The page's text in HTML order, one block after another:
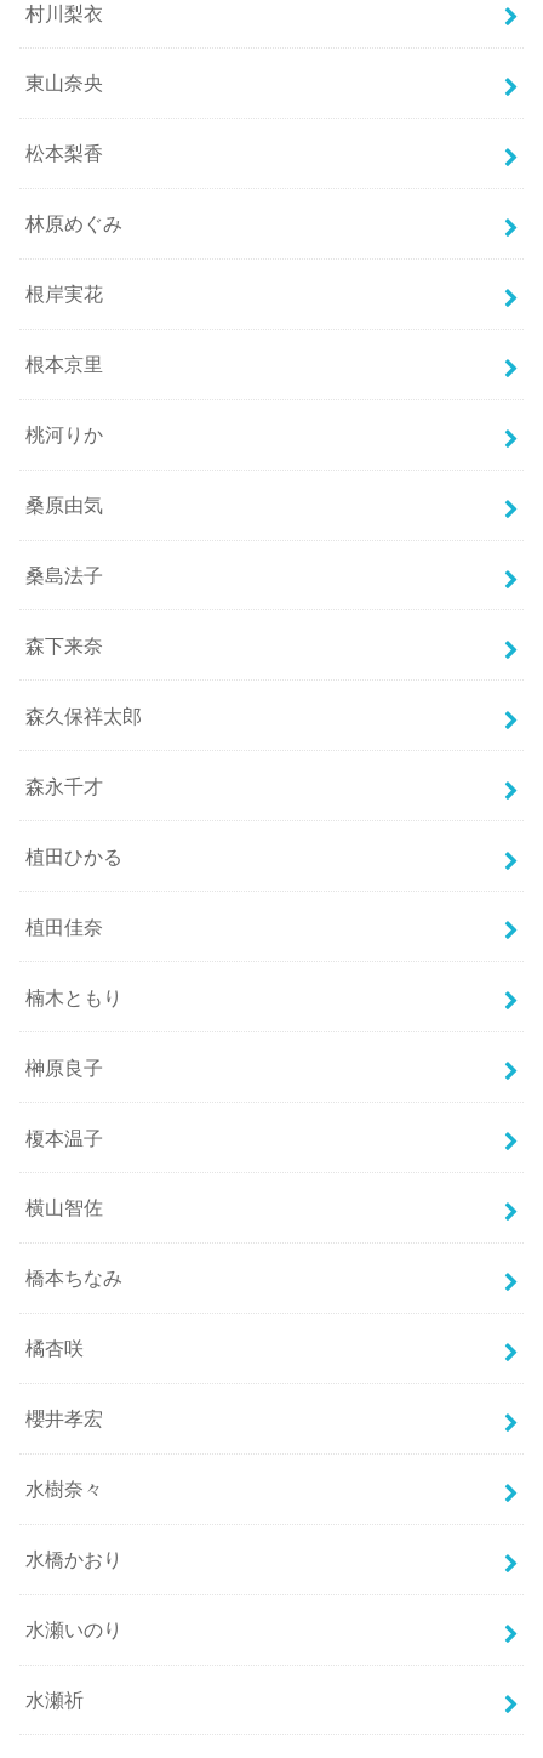
村川梨衣
東山奈央
松本梨香
林原めぐみ
根岸実花
根本京里
桃河りか
桑原由気
桑島法子
森下来奈
森久保祥太郎
森永千才
植田ひかる
植田佳奈
楠木ともり
榊原良子
榎本温子
横山智佐
橋本ちなみ
橘杏咲
櫻井孝宏
水樹奈々
水橋かおり
水瀬いのり
水瀬祈